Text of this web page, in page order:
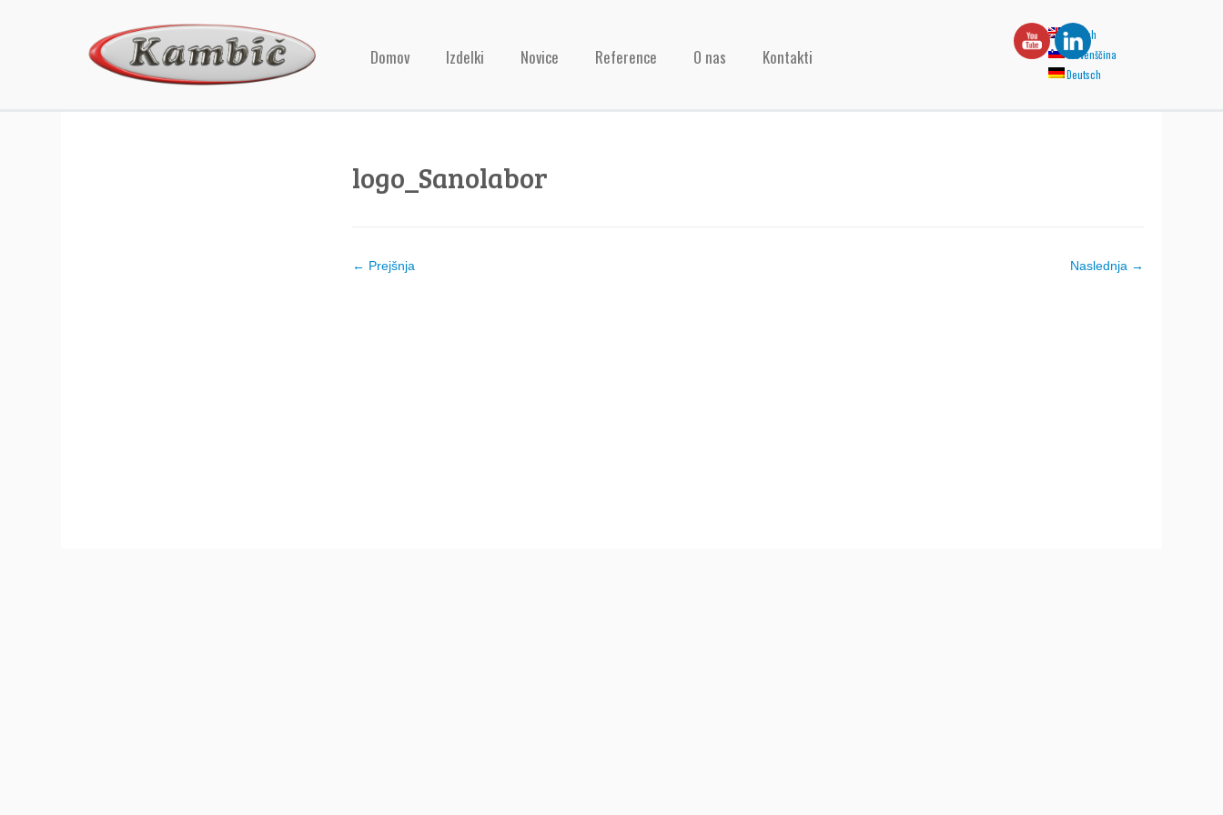
English
Slovenščina
Deutsch
Domov Izdelki Novice Reference O nas Kontakti
logo_Sanolabor
← Prejšnja Naslednja →